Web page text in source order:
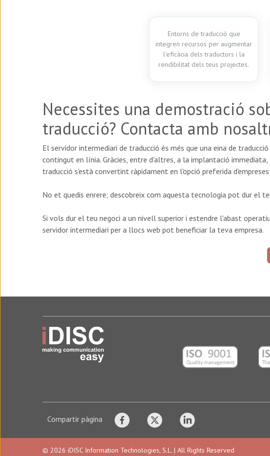
Entorns de traducció que
integren recursos per augmentar
l'eficàcia dels traductors i la
rendibilitat dels teus projectes.
Necessites una demostració
traducció? Contacta amb
El servidor intermediari de traducció és més que una eina de
contingut en línia. Gràcies, entre d'altres, a la implantació
traducció s'està convertint ràpidament en l'opció preferida
No et quedis enrere; descobreix com aquesta tecnologia pot dur el
Si vols dur el teu negoci a un nivell superior i estendre l'abast
servidor intermediari per a llocs web pot beneficiar la teva empresa.
Compartir pàgina
© 2026 iDISC Information Technologies, S.L. | All Rights Reserved